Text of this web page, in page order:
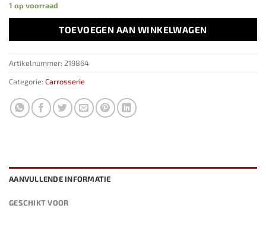
1 op voorraad
TOEVOEGEN AAN WINKELWAGEN
Artikelnummer: 219864
Categorie: Carrosserie
AANVULLENDE INFORMATIE
GESCHIKT VOOR